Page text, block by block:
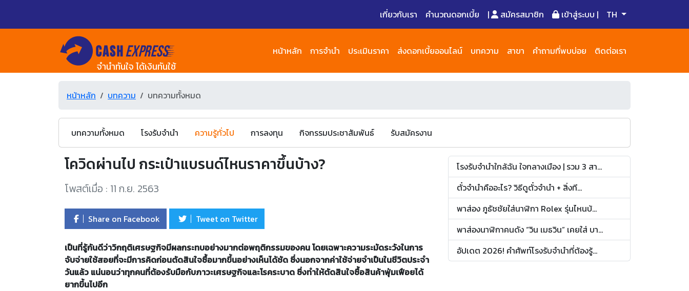
เกี่ยวกับเรา คำนวณดอกเบี้ย | สมัครสมาชิก เข้าสู่ระบบ | TH
จำนำทันใจ ได้เงินทันใช้
หน้าหลัก การจำนำ ประเมินราคา ส่งดอกเบี้ยออนไลน์ บทความ สาขา คำถามที่พบบ่อย ติดต่อเรา
หน้าหลัก บทความ บทความทั้งหมด
บทความทั้งหมด โรงรับจำนำ ความรู้ทั่วไป การลงทุน กิจกรรมประชาสัมพันธ์ รับสมัครงาน
โควิดผ่านไป กระเป๋าแบรนด์ไหนราคาขึ้นบ้าง?
โพสต์เมื่อ : 11 ก.ย. 2563
Share on Facebook Tweet on Twitter
เป็นที่รู้กันดีว่าวิกฤติเศรษฐกิจมีผลกระทบอย่างมากต่อพฤติกรรมของคน โดยเฉพาะความระมัดระวังในการ
จับจ่ายใช้สอยที่จะมีการคิดก่อนตัดสินใจซื้อมากขึ้นอย่างเห็นได้ชัด ซึ่งนอกจากค่าใช้จ่ายจำเป็นในชีวิตประจำ
วันแล้ว แน่นอนว่าทุกคนที่ต้องรับมือกับภาวะเศรษฐกิจและโรคระบาด ซึ่งทำให้ตัดสินใจซื้อสินค้าฟุ่มเฟือยได้
ยากขึ้นไปอีก
โรงรับจำนำใกล้ฉัน ใจกลางเมือง | รวม 3 สา...
ตั๋วจำนำคืออะไร? วิธีดูตั๋วจำนำ + สิ่งที...
พาส่อง ภูธัชชัยใส่นาฬิกา Rolex รุ่นไหนบ้...
พาส่องนาฬิกาคนดัง “วิน เมธวิน” เคยใส่ บา...
อัปเดต 2026! คำศัพท์โรงรับจำนำที่ต้องรู้...